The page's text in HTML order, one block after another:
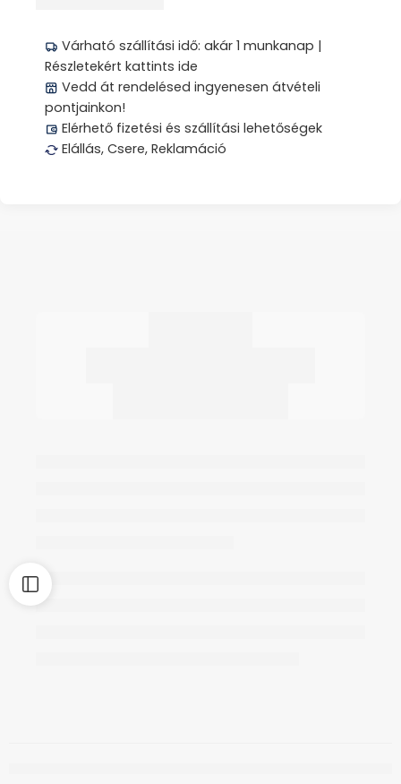
Várható szállítási idő: akár 1 munkanap |
Részletekért kattints ide
Vedd át rendelésed ingyenesen átvételi
pontjainkon!
Elérhető fizetési és szállítási lehetőségek
Elállás, Csere, Reklamáció